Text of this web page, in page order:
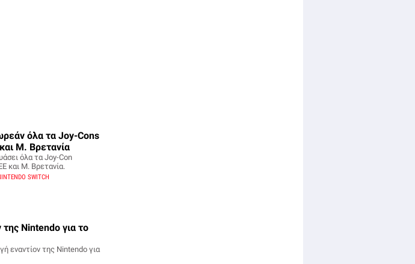
όλα τα Joy-Cons
Μ. Βρετανία
όλα τα Joy-Con
και Μ. Βρετανία.
SWITCH
Nintendo για το
εναντίον της Nintendo για